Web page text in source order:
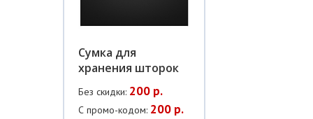
Сумка для
хранения шторок
Без скидки: 200 р.
С промо-кодом: 200 р.